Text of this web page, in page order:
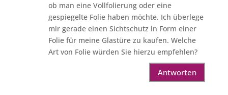
ob man eine Vollfolierung oder eine
gespiegelte Folie haben möchte. Ich überlege
mir gerade einen Sichtschutz in Form einer
Folie für meine Glastüre zu kaufen. Welche
Art von Folie würden Sie hierzu empfehlen?
Antworten